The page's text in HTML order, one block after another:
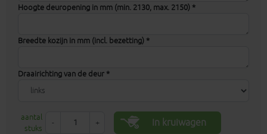
Hoogte deuropening in mm (min. 2130, max. 2150) *
Breedte kozijn in mm (incl. bezetting) *
Draairichting van de deur *
aantal
stuks
- + In kruiwagen